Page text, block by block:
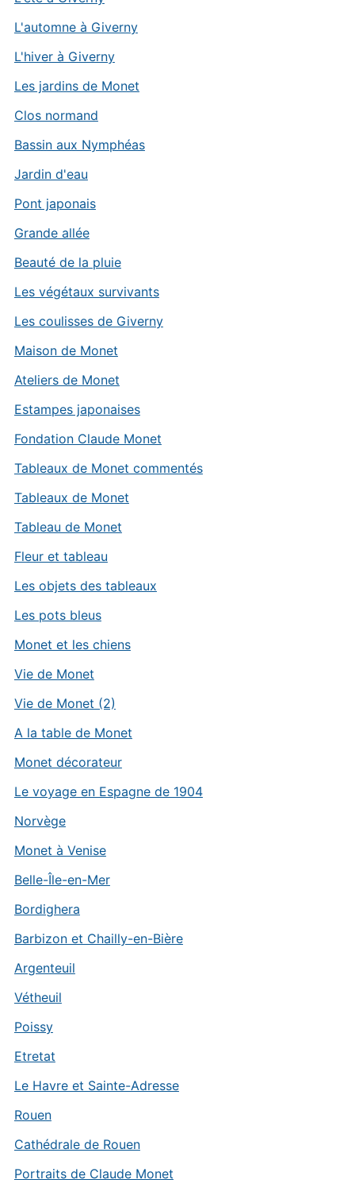
L'automne à Giverny
L'hiver à Giverny
Les jardins de Monet
Clos normand
Bassin aux Nymphéas
Jardin d'eau
Pont japonais
Grande allée
Beauté de la pluie
Les végétaux survivants
Les coulisses de Giverny
Maison de Monet
Ateliers de Monet
Estampes japonaises
Fondation Claude Monet
Tableaux de Monet commentés
Tableaux de Monet
Tableau de Monet
Fleur et tableau
Les objets des tableaux
Les pots bleus
Monet et les chiens
Vie de Monet
Vie de Monet (2)
A la table de Monet
Monet décorateur
Le voyage en Espagne de 1904
Norvège
Monet à Venise
Belle-Île-en-Mer
Bordighera
Barbizon et Chailly-en-Bière
Argenteuil
Vétheuil
Poissy
Etretat
Le Havre et Sainte-Adresse
Rouen
Cathédrale de Rouen
Portraits de Claude Monet